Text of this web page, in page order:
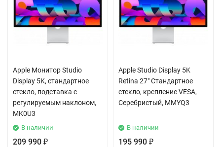
Apple Монитор Studio
Display 5K, стандартное
стекло, подставка с
регулируемым наклоном,
MK0U3
В наличии
209 990 ₽
Apple Studio Display 5K
Retina 27" Стандартное
стекло, крепление VESA,
Серебристый, MMYQ3
В наличии
195 990 ₽